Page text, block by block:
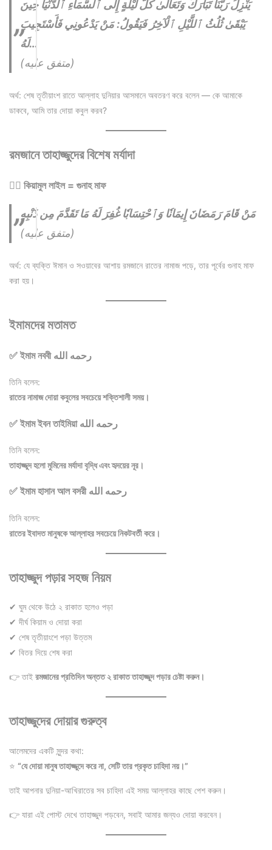
يَنْزِلُ رَبُّنَا تَبَارَكَ وَتَعَالَىٰ كُلَّ لَيْلَةٍ إِلَى ٱلسَّمَاءِ ٱلدُّنْيَا حِينَ
يَبْقَىٰ ثُلُثُ ٱللَّيْلِ ٱلْآخِرُ فَيَقُولُ: مَنْ يَدْعُونِي فَأَسْتَجِيبَ
لَهُ…
(متفق عليه)
অর্থ: শেষ তৃতীয়াংশ রাতে আল্লাহ দুনিয়ার আসমানে অবতরণ করে বলেন — কে আমাকে
ডাকবে, আমি তার দোয়া কবুল করব?
রমজানে তাহাজ্জুদের বিশেষ মর্যাদা
১️⃣ কিয়ামুল লাইল = গুনাহ মাফ
مَنْ قَامَ رَمَضَانَ إِيمَانٗا وَٱحْتِسَابٗا غُفِرَ لَهُ مَا تَقَدَّمَ مِن ذَنْبِهِ
(متفق عليه)
অর্থ: যে ব্যক্তি ঈমান ও সওয়াবের আশায় রমজানে রাতের নামাজ পড়ে, তার পূর্বের গুনাহ মাফ
করা হয়।
ইমামদের মতামত
✅ ইমাম নববী رحمه الله
তিনি বলেন:
রাতের নামাজ দোয়া কবুলের সবচেয়ে শক্তিশালী সময়।
✅ ইমাম ইবন তাইমিয়া رحمه الله
তিনি বলেন:
তাহাজ্জুদ হলো মুমিনের মর্যাদা বৃদ্ধি এবং হৃদয়ের নূর।
✅ ইমাম হাসান আল বসরী رحمه الله
তিনি বলেন:
রাতের ইবাদত মানুষকে আল্লাহর সবচেয়ে নিকটবর্তী করে।
তাহাজ্জুদ পড়ার সহজ নিয়ম
✔ ঘুম থেকে উঠে ২ রাকাত হলেও পড়া
✔ দীর্ঘ কিয়াম ও দোয়া করা
✔ শেষ তৃতীয়াংশে পড়া উত্তম
✔ বিতর দিয়ে শেষ করা
👉 তাই রমজানের প্রতিদিন অন্তত ২ রাকাত তাহাজ্জুদ পড়ার চেষ্টা করুন।
তাহাজ্জুদের দোয়ার গুরুত্ব
আলেমদের একটি সুন্দর কথা:
⭐ “যে দোয়া মানুষ তাহাজ্জুদে করে না, সেটি তার প্রকৃত চাহিদা নয়।”
তাই আপনার দুনিয়া-আখিরাতের সব চাহিদা এই সময় আল্লাহর কাছে পেশ করুন।
👉 যারা এই পোস্ট দেখে তাহাজ্জুদ পড়বেন, সবাই আমার জন্যও দোয়া করবেন।